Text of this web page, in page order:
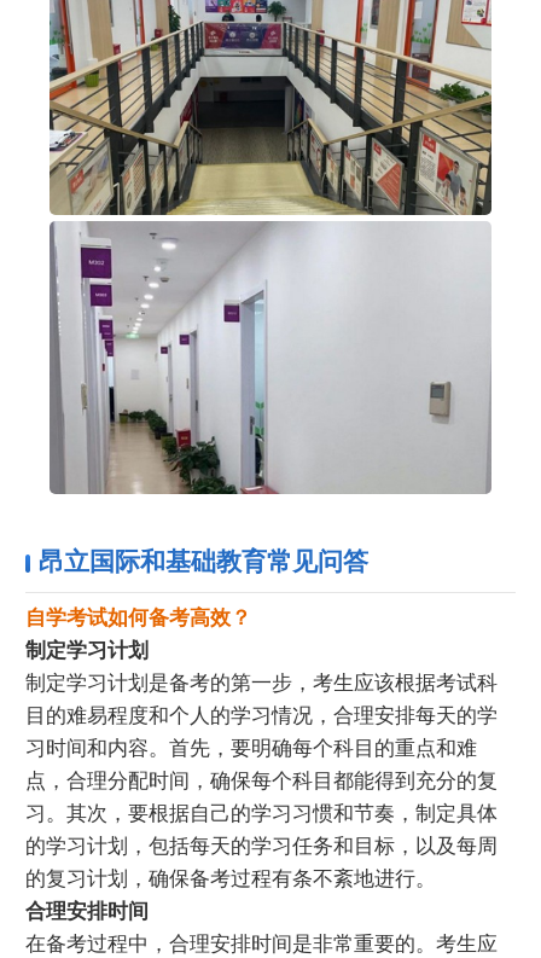
昂立国际和基础教育常见问答
自学考试如何备考高效？
制定学习计划
制定学习计划是备考的第一步，考生应该根据考试科
目的难易程度和个人的学习情况，合理安排每天的学
习时间和内容。首先，要明确每个科目的重点和难
点，合理分配时间，确保每个科目都能得到充分的复
习。其次，要根据自己的学习习惯和节奏，制定具体
的学习计划，包括每天的学习任务和目标，以及每周
的复习计划，确保备考过程有条不紊地进行。
合理安排时间
在备考过程中，合理安排时间是非常重要的。考生应